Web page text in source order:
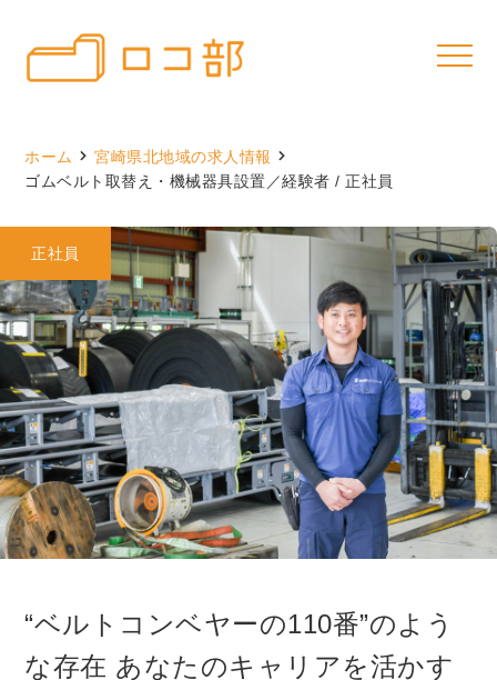
ホーム
宮崎県北地域の求人情報
ゴムベルト取替え・機械器具設置／経験者 / 正社員
正社員
“ベルトコンベヤーの110番”のよう
な存在 あなたのキャリアを活かす